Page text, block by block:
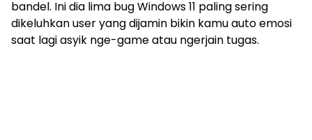
bandel. Ini dia lima bug Windows 11 paling sering
dikeluhkan user yang dijamin bikin kamu auto emosi
saat lagi asyik nge-game atau ngerjain tugas.